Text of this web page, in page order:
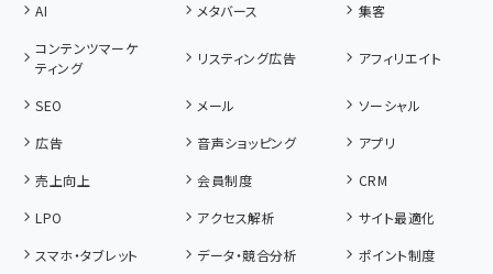
AI
メタバース
集客
コンテンツマーケ
ティング
リスティング広告 アフィリエイト
SEO メール
ソーシャル
広告
音声ショッピング
アプリ
売上向上
会員制度
CRM
LPO
アクセス解析
サイト最適化
スマホ・タブレット
データ・競合分析
ポイント制度